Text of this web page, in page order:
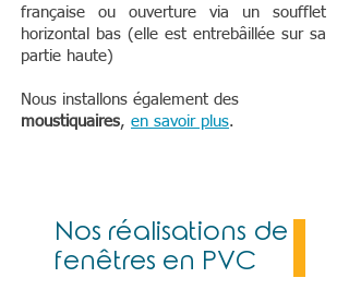
française ou ouverture via un soufflet
horizontal bas (elle est entrebâillée sur sa
partie haute)
Nous installons également des
moustiquaires, en savoir plus.
Nos réalisations de
fenêtres en PVC